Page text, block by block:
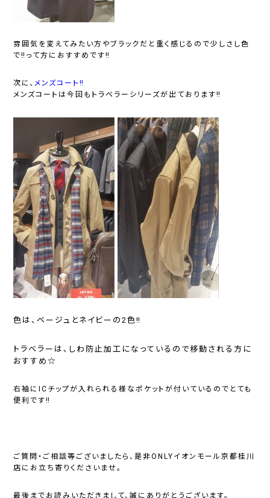
雰囲気を変えてみたい方やブラックだと重く感じるので少しさし色
で‼って方におすすめです‼
次に、メンズコート‼
メンズコートは今回もトラベラーシリーズが出ております‼
色は、ベージュとネイビーの2色‼
トラベラーは、しわ防止加工になっているので移動される方に
おすすめ☆
右袖にICチップが入れられる様なポケットが付いているのでとても
便利です‼
ご質問・ご相談等ございましたら、是非ONLYイオンモール京都桂川
店にお立ち寄りくださいませ。
最後までお読みいただきまして、誠にありがとうございます。